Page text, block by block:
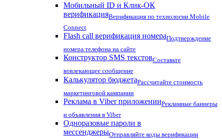
Мобильный ID и Клик-ОК
верификацияВерификация по технологии Mobile
Connect
Flash call верификация номераПодтверждение
номера телефона на сайте
Конструктор SMS текстовСоставьте
вовлекающее сообщение
Калькулятор бюджетаРассчитайте стоимость
маркетинговой кампании
Реклама в Viber приложенииРекламные баннеры
и объявления в Viber
Одноразовые пароли в
мессенджерыОтправляйте коды верификации